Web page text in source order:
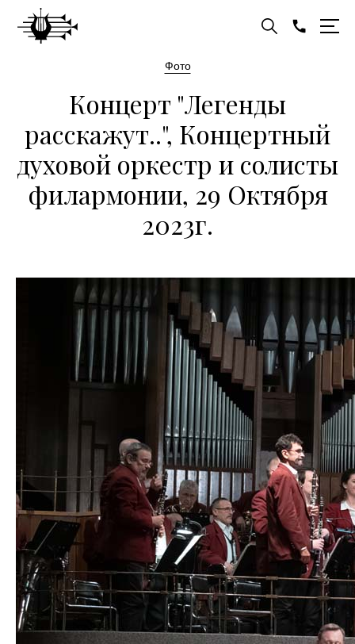
Фото
Концерт "Легенды
расскажут..", Концертный
духовой оркестр и солисты
филармонии, 29 Октября
2023г.